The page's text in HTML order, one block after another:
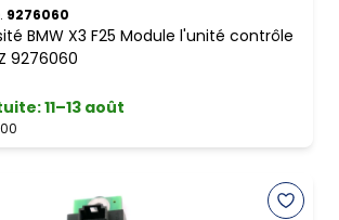
9276060
BMW X3 F25 Module l'unité contrôle
9276060
:11–13 août